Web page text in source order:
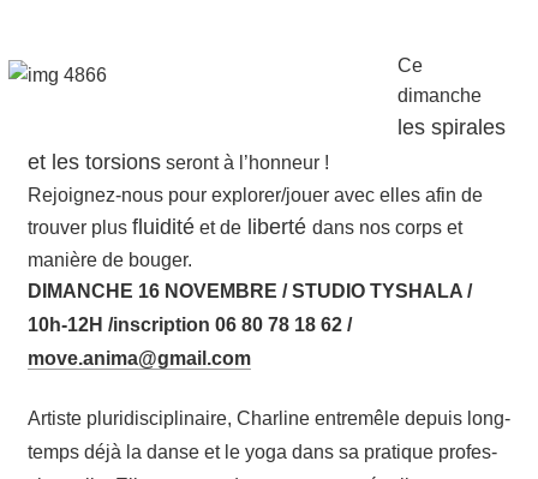
Ce
dimanche
les spi­rales
et les tor­sionsseront à l’honneur !
Rejoi­gnez-nous pour explorer/jouer avec elles afin de
trou­ver plus flui­di­téet deliber­té dans nos corps et
manière de bouger.
DIMANCHE 16 NOVEMBRE / STUDIO TYSHALA /
10h-12H /inscription 06 80 78 18 62 /
moc.l
iamg@
amina
.evom
Artiste plu­ri­dis­ci­pli­naire, Char­line entre­mêle depuis long­
temps déjà la danse et le yoga dans sa pra­tique pro­fes­